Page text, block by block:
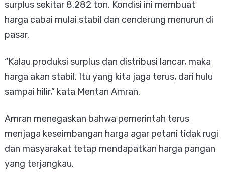
surplus sekitar 8.282 ton. Kondisi ini membuat
harga cabai mulai stabil dan cenderung menurun di
pasar.
“Kalau produksi surplus dan distribusi lancar, maka
harga akan stabil. Itu yang kita jaga terus, dari hulu
sampai hilir,” kata Mentan Amran.
Amran menegaskan bahwa pemerintah terus
menjaga keseimbangan harga agar petani tidak rugi
dan masyarakat tetap mendapatkan harga pangan
yang terjangkau.